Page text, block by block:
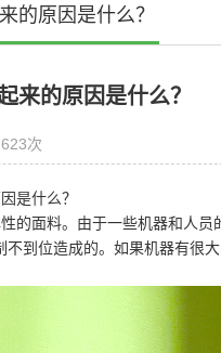
的原因是什么？
来的原因是什么？
623次
是什么？
的面料。由于一些机器和人
不到位造成的。如果机器有很